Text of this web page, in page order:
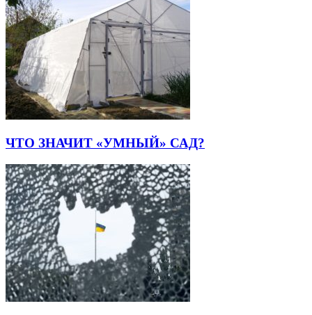
ЧТО ЗНАЧИТ «УМНЫЙ» САД?